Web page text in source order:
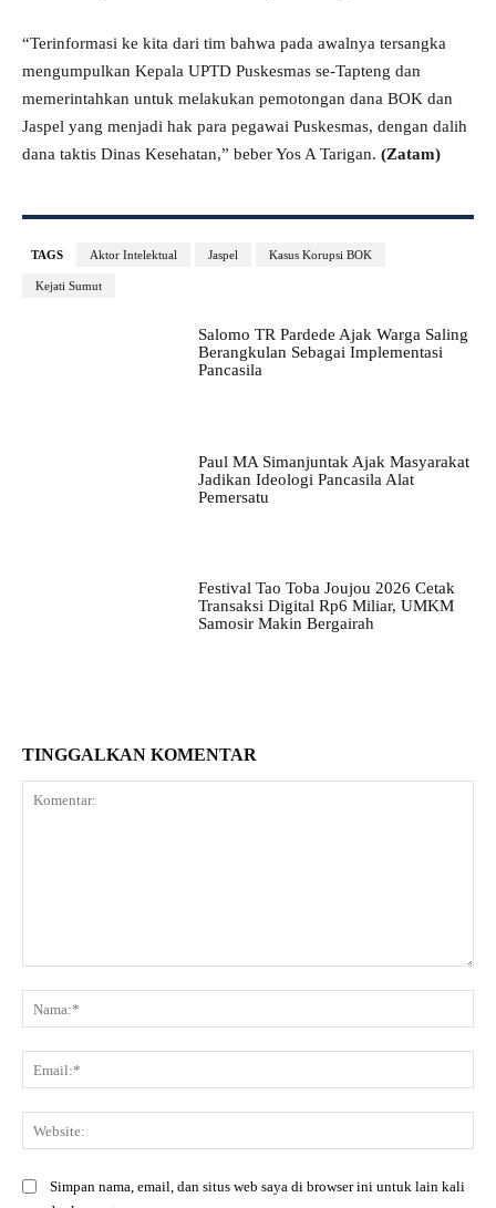
“Terinformasi ke kita dari tim bahwa pada awalnya tersangka
mengumpulkan Kepala UPTD Puskesmas se-Tapteng dan
memerintahkan untuk melakukan pemotongan dana BOK dan
Jaspel yang menjadi hak para pegawai Puskesmas, dengan dalih
dana taktis Dinas Kesehatan,” beber Yos A Tarigan. (Zatam)
TAGS Aktor Intelektual Jaspel Kasus Korupsi BOK
Kejati Sumut
Salomo TR Pardede Ajak Warga Saling
Berangkulan Sebagai Implementasi
Pancasila
Paul MA Simanjuntak Ajak Masyarakat
Jadikan Ideologi Pancasila Alat
Pemersatu
Festival Tao Toba Joujou 2026 Cetak
Transaksi Digital Rp6 Miliar, UMKM
Samosir Makin Bergairah
TINGGALKAN KOMENTAR
Simpan nama, email, dan situs web saya di browser ini untuk lain kali